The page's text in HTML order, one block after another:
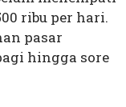
ribu per hari.
pasar
hingga sore